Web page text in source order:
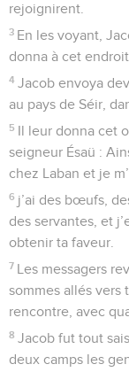
rejoignirent.
3 En les voyant,
donna à cet
4 Jacob envoya
au pays de Séir,
5 Il leur donna cet
seigneur Ésaü :
chez Laban et je
6 j’ai des bœufs,
des servantes, et
obtenir ta faveur.
7 Les messagers
sommes allés vers
rencontre, avec
8 Jacob fut tout
deux camps les